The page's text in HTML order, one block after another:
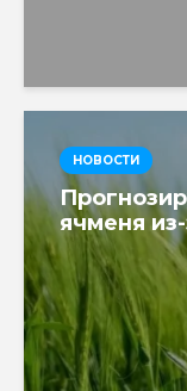
НОВОСТИ
ячменя